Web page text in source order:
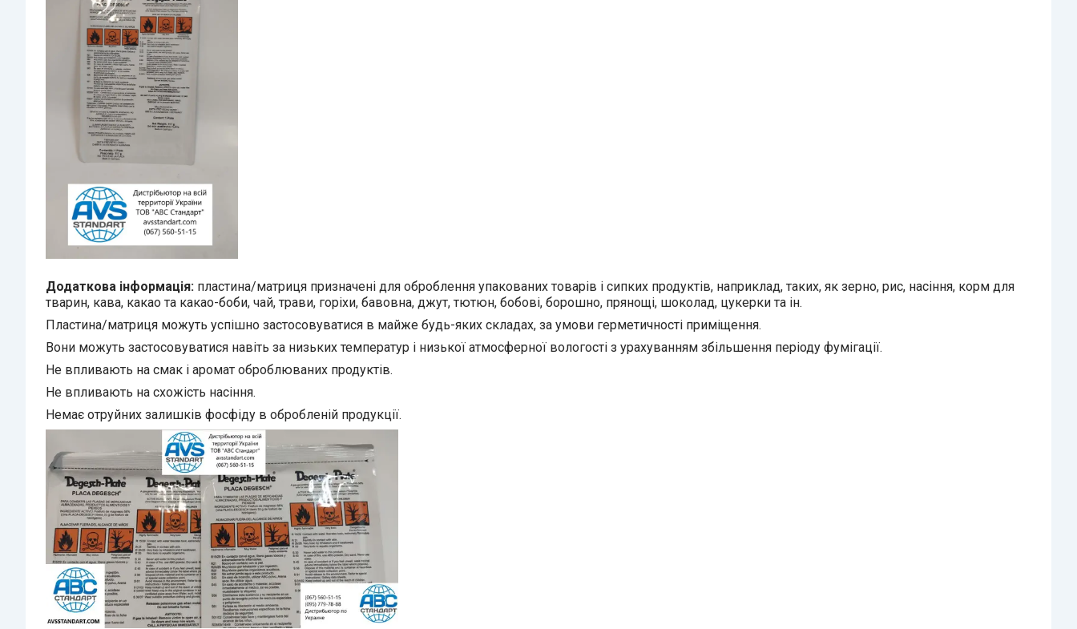
Додаткова інформація: пластина/матриця призначені для оброблення упакованих товарів і сипких продуктів, наприклад, таких, як зерно, рис, насіння, корм для
тварин, кава, какао та какао-боби, чай, трави, горіхи, бавовна, джут, тютюн, бобові, борошно, прянощі, шоколад, цукерки та ін.
Пластина/матриця можуть успішно застосовуватися в майже будь-яких складах, за умови герметичності приміщення.
Вони можуть застосовуватися навіть за низьких температур і низької атмосферної вологості з урахуванням збільшення періоду фумігації.
Не впливають на смак і аромат оброблюваних продуктів.
Не впливають на схожість насіння.
Немає отруйних залишків фосфіду в обробленій продукції.